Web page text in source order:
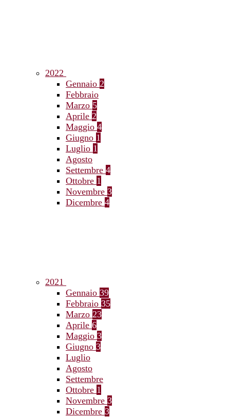
2022
Gennaio 2
Febbraio
Marzo 5
Aprile 2
Maggio 4
Giugno 1
Luglio 1
Agosto
Settembre 4
Ottobre 1
Novembre 3
Dicembre 4
2021
Gennaio 39
Febbraio 35
Marzo 23
Aprile 6
Maggio 3
Giugno 3
Luglio
Agosto
Settembre
Ottobre 1
Novembre 3
Dicembre 3